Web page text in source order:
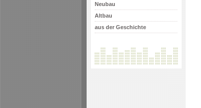
Neubau
Altbau
aus der Geschichte